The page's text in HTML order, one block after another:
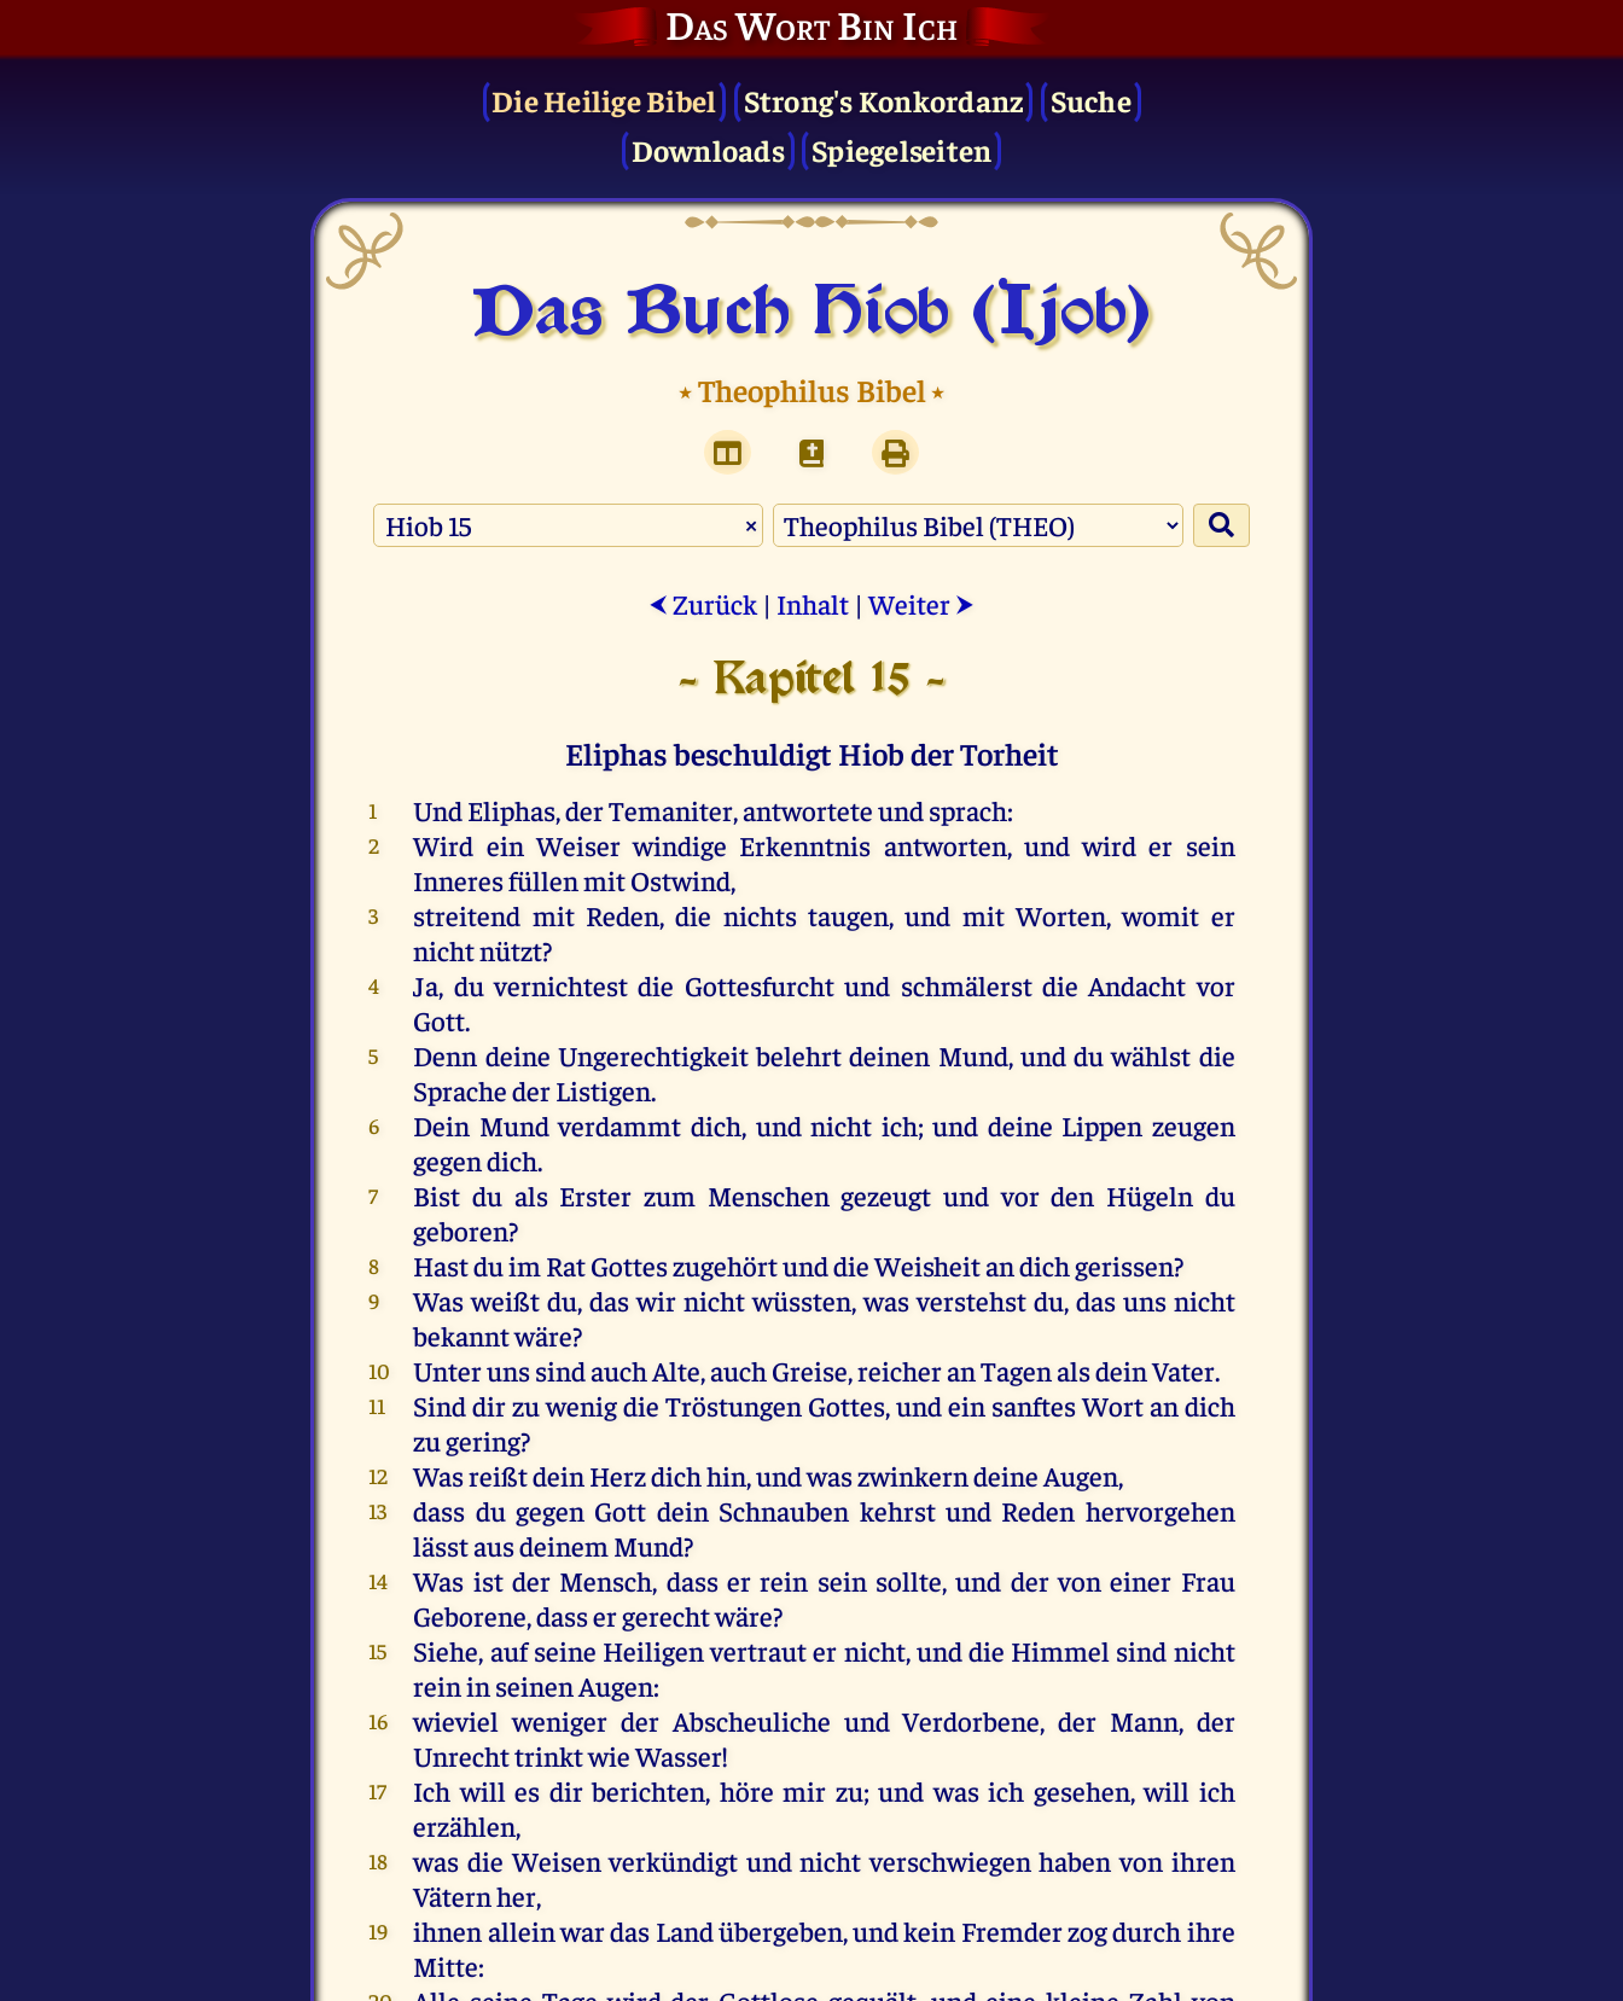
Das Wort Bin Ich
Die Heilige Bibel Strong's Konkordanz
Suche
Downloads
Spiegelseiten
Das Buch Hiob (Ijob)
⭑Theophilus Bibel⭑
×
⮜ Zurück | Inhalt |Weiter ⮞
- Kapitel 15 -
Eliphas beschuldigt Hiob der Torheit
1 Und Eliphas,derTemaniter,antworteteund sprach:
2 Wird ein Weiserwindige Erkenntnis antworten, und wird er sein
InneresfüllenmitOstwind,
3 streitend mit Reden,die nichts taugen,und mit Worten,womit er
nichtnützt?
4 Ja, du vernichtestdie Gottesfurcht und schmälerst die Andacht vor
Gott.
5 Denn deine Ungerechtigkeitbelehrtdeinen Mund, und du wählst die
SprachederListigen.
6 Dein Mund verdammt dich, und nicht ich;und deine Lippen zeugen
gegendich.
7 Bist du als Erster zum Menschen gezeugt und vor den Hügeln du
geboren?
8 Hastdu im RatGotteszugehörtunddieWeisheitandichgerissen?
9 Was weißt du,das wir nichtwüssten,was verstehst du, das uns nicht
bekanntwäre?
10 Unterunssindauch Alte,auch Greise,reicheranTagenalsdeinVater.
11 Sind dirzu wenigdie Tröstungen Gottes,und ein sanftesWortan dich
zu gering?
12 Wasreißtdein Herzdichhin,undwaszwinkerndeine Augen,
13 dass du gegen Gott dein Schnauben kehrst und Reden hervorgehen
lässtausdeinem Mund?
14 Was ist der Mensch, dasser rein sein sollte,und der von einer Frau
Geborene, dassergerechtwäre?
15 Siehe, auf seine Heiligen vertrauter nicht,und die Himmel sind nicht
reinin seinen Augen:
16 wieviel weniger derAbscheuliche und Verdorbene,der Mann, der
UnrechttrinktwieWasser!
17 Ich will es dirberichten, höre mir zu;und was ich gesehen,will ich
erzählen,
18 was die Weisen verkündigt und nicht verschwiegenhaben von ihren
Väternher,
19 ihnen alleinwardas Landübergeben,undkein Fremderzogdurch ihre
Mitte: